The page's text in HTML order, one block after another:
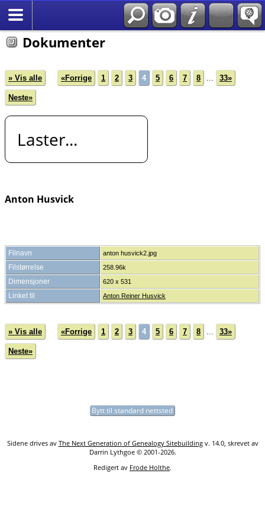
Dokumenter
» Vis alle «Forrige 1 2 3 4 5 6 7 8 ... 33»
Neste»
Laster...
Anton Husvick
Filnavn anton husvick2.jpg
Filstørrelse 258.96k
Dimensjoner 620 x 531
Linket til Anton Reiner Husvick
» Vis alle «Forrige 1 2 3 4 5 6 7 8 33»
Neste»
Bytt til standard nettsted
Sidene drives av The Next Generation of Genealogy Sitebuildingv. 14.0, skrevet av
Darrin Lythgoe © 2001-2026.
Redigert av Frode Holthe.